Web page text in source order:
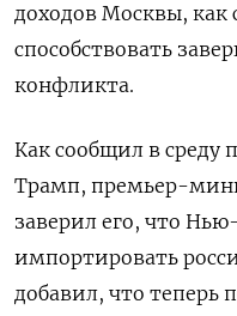
доходов Москвы,
способствовать
конфликта.
Как сообщил в среду
Трамп, премьер-
заверил его, что
импортировать
добавил, что теперь